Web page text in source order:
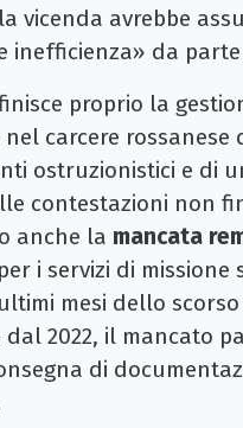
vicenda avrebbe
inefficienza» da
proprio la
nel carcere
ostruzionistici e di
contestazioni non
anche la mancata
i servizi di
mesi dello
dal 2022, il mancato
di